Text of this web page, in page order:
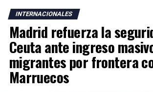
Argentina mantiene una larga tradición
Constitución garantiza a los residentes
además del acceso a servicios como
vivienda bajo determinadas condiciones
La medida fue anunciada después de que
Javier Milei denunciara la existencia de
“campaña antiargentina”, señalamiento
INTERNACIONALES
Madrid refuerza la
Ceuta ante ingreso
migrantes por frontera
Marruecos